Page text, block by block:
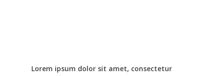
Lorem ipsum dolor sit amet, consectetur